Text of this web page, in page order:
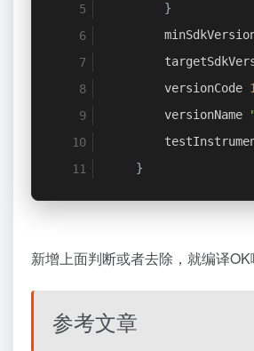
}
versionCode
versionName
}
新增上面判断或者去除，就编译OK
参考文章